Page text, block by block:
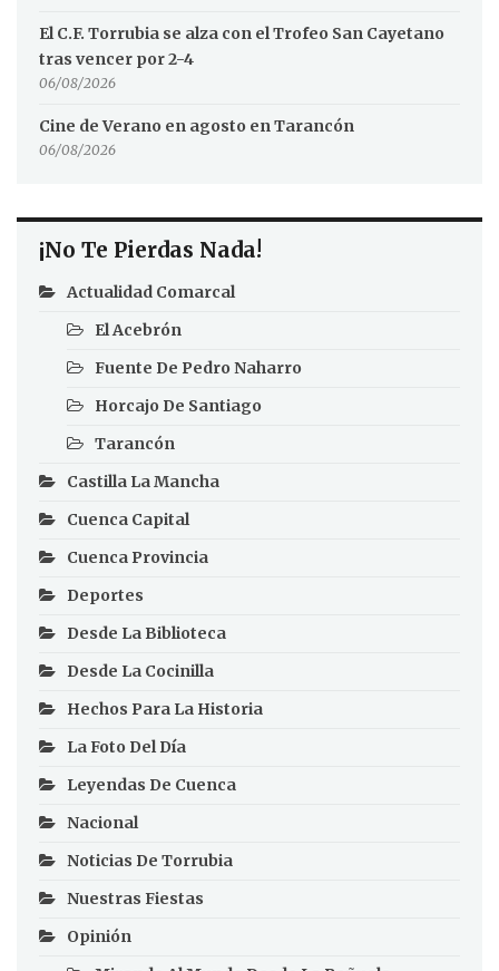
El C.F. Torrubia se alza con el Trofeo San Cayetano
tras vencer por 2-4
06/08/2026
Cine de Verano en agosto en Tarancón
06/08/2026
¡No Te Pierdas Nada!
Actualidad Comarcal
El Acebrón
Fuente De Pedro Naharro
Horcajo De Santiago
Tarancón
Castilla La Mancha
Cuenca Capital
Cuenca Provincia
Deportes
Desde La Biblioteca
Desde La Cocinilla
Hechos Para La Historia
La Foto Del Día
Leyendas De Cuenca
Nacional
Noticias De Torrubia
Nuestras Fiestas
Opinión